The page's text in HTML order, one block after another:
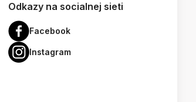
Odkazy na socialnej sieti
Facebook
Instagram